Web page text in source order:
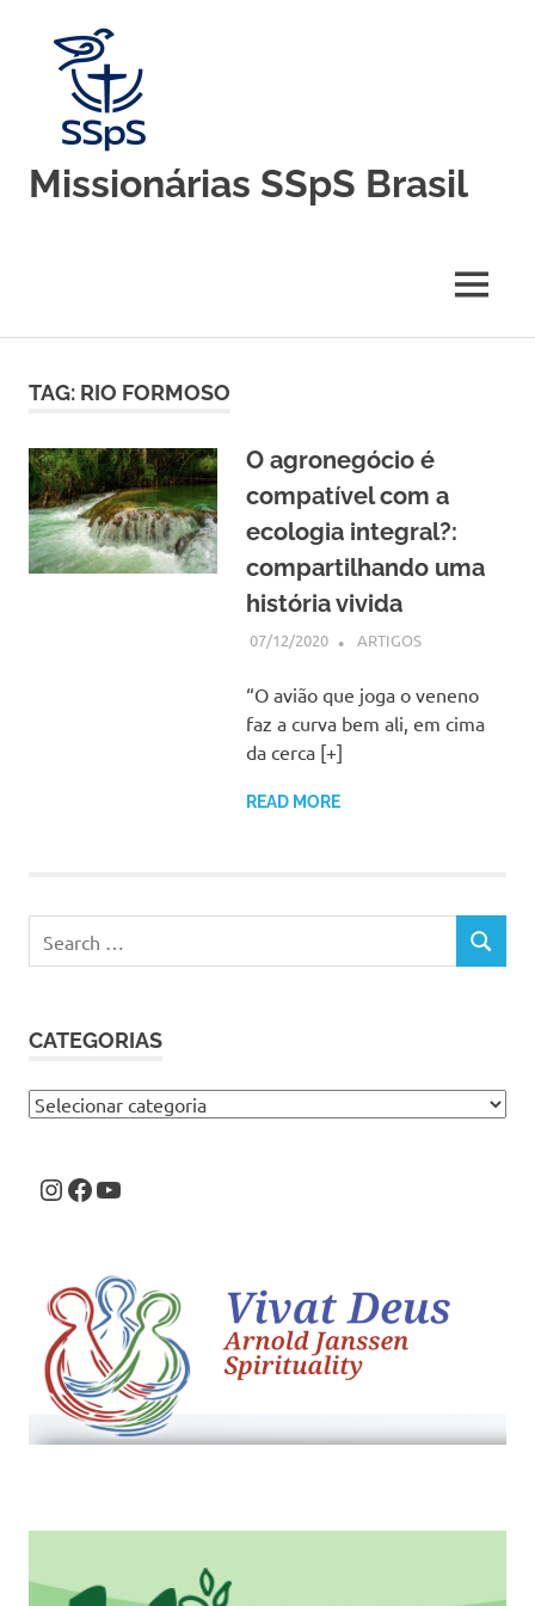
content
Missionárias SSpS Brasil
Espírito
–
Brasil
MENU
TAG: RIO FORMOSO
O agronegócio é
compatível com a
ecologia integral?:
compartilhando uma
história vivida
07/12/2020 SSPS BRASIL
ARTIGOS
“O avião que joga o veneno
faz a curva bem ali, em cima
da cerca [+]
READ MORE
for:
SEARCH
CATEGORIAS
Categorias
Instagram
Facebook
Youtube